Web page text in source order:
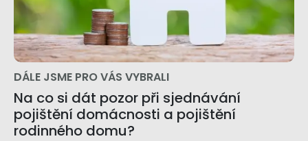
DÁLE JSME PRO VÁS VYBRALI
Na co si dát pozor při sjednávání
pojištění domácnosti a pojištění
rodinného domu?